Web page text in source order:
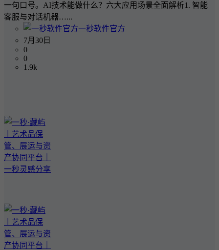
一句口号。AI技术能做什么？六大应用场景全面解析1. 智能
客服与对话机器…...
一秒软件官方
7月30日
0
0
1.9k